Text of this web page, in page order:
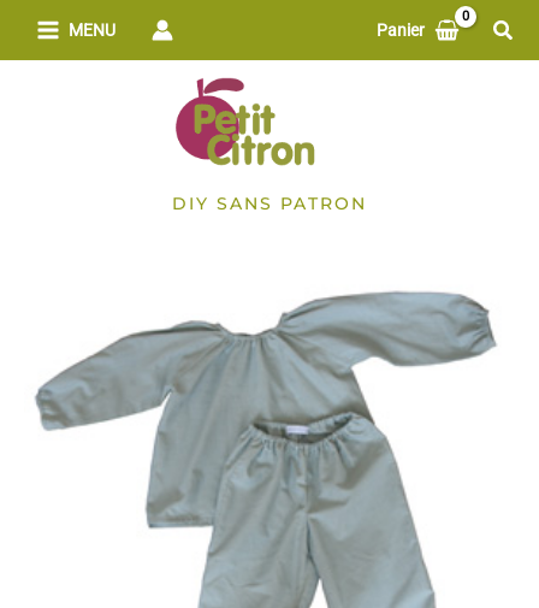
MENU Panier
DIY SANS PATRON